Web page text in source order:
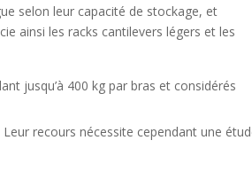
selon leur capacité de stockage, et
ainsi les racks cantilevers légers et les
jusqu’à 400 kg par bras et considérés
recours nécessite cependant une